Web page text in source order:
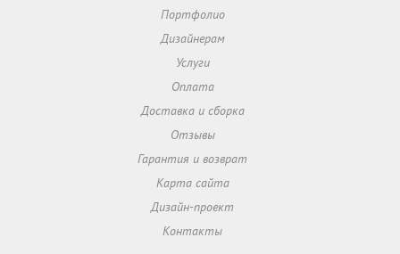
Портфолио
Дизайнерам
Услуги
Оплата
Доставка и сборка
Отзывы
Гарантия и возврат
Карта сайта
Дизайн-проект
Контакты